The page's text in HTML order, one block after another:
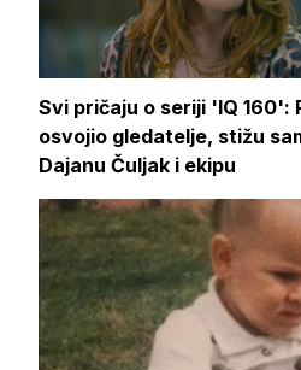
Svi pričaju o seriji 'IQ 160':
osvojio gledatelje, stižu
Dajanu Čuljak i ekipu